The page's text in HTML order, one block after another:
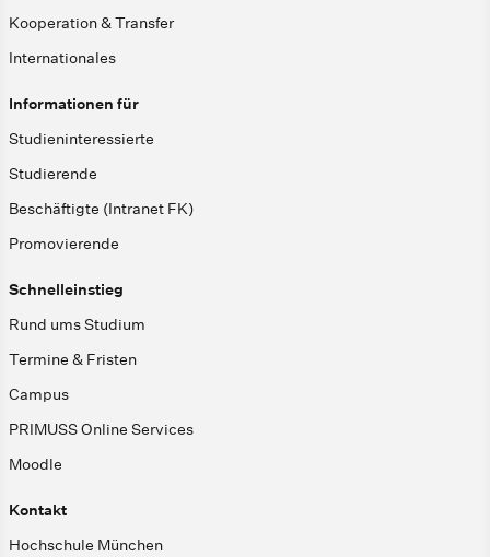
Kooperation & Transfer
Internationales
Informationen für
Studieninteressierte
Studierende
Beschäftigte (Intranet FK)
Promovierende
Schnelleinstieg
Rund ums Studium
Termine & Fristen
Campus
PRIMUSS Online Services
Moodle
Kontakt
Hochschule München